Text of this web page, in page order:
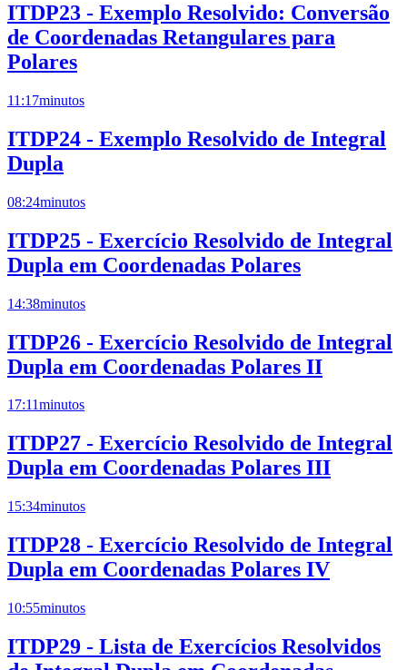
ITDP23 - Exemplo Resolvido: Conversão
de Coordenadas Retangulares para
Polares
11:17minutos
ITDP24 - Exemplo Resolvido de Integral
Dupla
08:24minutos
ITDP25 - Exercício Resolvido de Integral
Dupla em Coordenadas Polares
14:38minutos
ITDP26 - Exercício Resolvido de Integral
Dupla em Coordenadas Polares II
17:11minutos
ITDP27 - Exercício Resolvido de Integral
Dupla em Coordenadas Polares III
15:34minutos
ITDP28 - Exercício Resolvido de Integral
Dupla em Coordenadas Polares IV
10:55minutos
ITDP29 - Lista de Exercícios Resolvidos